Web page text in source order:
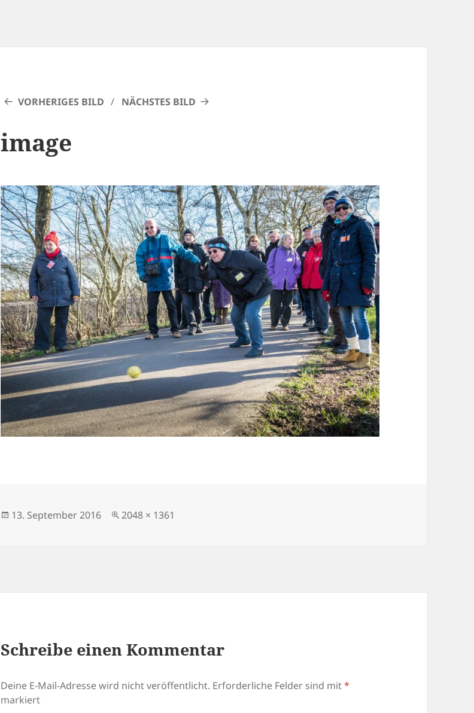
VORHERIGES BILD NÄCHSTES BILD
image
Veröffentlicht
13. September 2016
Volle
2048 × 1361
Schreibe einen Kommentar
Deine E-Mail-Adresse wird nicht veröffentlicht. Erforderliche Felder sind mit*
markiert